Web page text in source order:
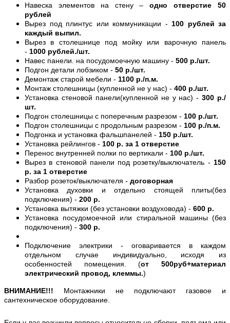
Навеска элементов на стену –одно отверстие 50
рублей
Вырез под плинтус или коммуникации - 100 рублей за
каждый выпил.
Вырез в столешнице под мойку или варочную панель
- 1000 рублей./шт.
Навес панели. на посудомоечную машину - 500 р./шт.
Подгон детали лобзиком - 50 р./шт.
Демонтаж старой мебели - 1100 р./п.м.
Монтаж столешницы (купленной не у нас) - 400 р./шт.
Установка стеновой панели(купленной не у нас) -300 р./
шт.
Подгон столешницы с поперечным разрезом - 100 р./шт.
Подгон столешницы с продольным разрезом - 100 р./п.м.
Подгонка и установка фальшпанелей - 150 р./шт.
Установка рейлингов - 100 р. за 1 отверстие
Перенос внутренней полки по вертикали - 100 р./шт.
Вырез в стеновой панели под розетку/выключатель - 150
р. за 1 отверстие
Разбор розеток/выключателя - договорная
Установка духовки и отдельно стоящей плиты(без
подключения) - 200 р.
Установка вытяжки (без установки воздуховода) - 600 р.
Установка посудомоечной или стиральной машины (без
подключения) - 300 р.
Подключение электрики - оговаривается в каждом
отдельном случае индивидуально, исходя из
особенностей помещения. (от 500руб+материал
электрический провод, клеммы.)
ВНИМАНИЕ!!! Монтажники не подключают газовое и
сантехническое оборудование.